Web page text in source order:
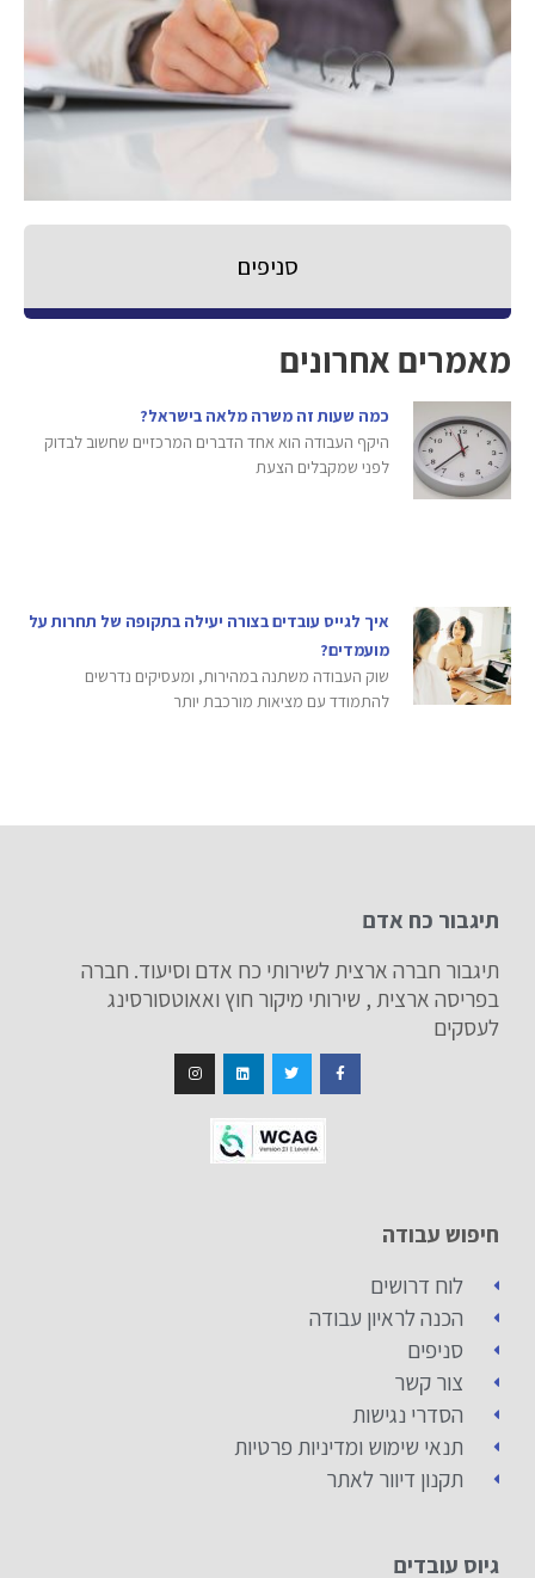
סניפים
מאמרים אחרונים
כמה שעות זה משרה מלאה בישראל?
היקף העבודה הוא אחד הדברים המרכזיים שחשוב לבדוק
לפני שמקבלים הצעת
איך לגייס עובדים בצורה יעילה בתקופה של תחרות על
מועמדים?
שוק העבודה משתנה במהירות, ומעסיקים נדרשים
להתמודד עם מציאות מורכבת יותר
תיגבור כח אדם
תיגבור חברה ארצית לשירותי כח אדם וסיעוד. חברה
בפריסה ארצית , שירותי מיקור חוץ ואאוטסורסינג
לעסקים
חיפוש עבודה
לוח דרושים
הכנה לראיון עבודה
סניפים
צור קשר
הסדרי נגישות
תנאי שימוש ומדיניות פרטיות
תקנון דיוור לאתר
גיוס עובדים